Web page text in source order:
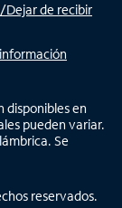
Dejar de recibir
disponibles en
pueden variar.
Se
reservados.